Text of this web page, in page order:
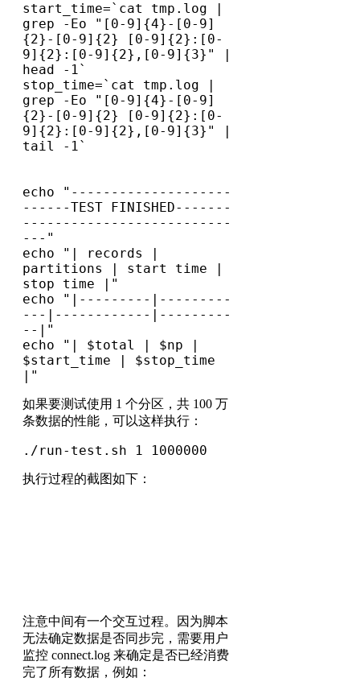
start_time=`cat tmp.log |
grep -Eo "[0-9]{4}-[0-9]
{2}-[0-9]{2} [0-9]{2}:[0-
9]{2}:[0-9]{2},[0-9]{3}" |
head -1`
stop_time=`cat tmp.log |
grep -Eo "[0-9]{4}-[0-9]
{2}-[0-9]{2} [0-9]{2}:[0-
9]{2}:[0-9]{2},[0-9]{3}" |
echo "--------------------
------TEST FINISHED-------
--------------------------
---"
echo "| records |
partitions | start time |
stop time |"
echo "|---------|---------
---|------------|---------
--|"
echo "| $total | $np |
$start_time | $stop_time
|"
如果要测试使用 1 个分区，共 100 万
条数据的性能，可以这样执行：
./run-test.sh 1 1000000
执行过程的截图如下：
注意中间有一个交互过程。因为脚本
无法确定数据是否同步完，需要用户
监控 connect.log 来确定是否已经消费
完了所有数据，例如：